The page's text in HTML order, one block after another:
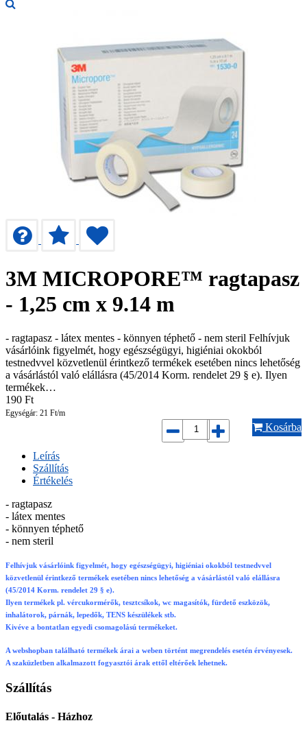
3M MICROPORE™ ragtapasz
- 1,25 cm x 9.14 m
- ragtapasz - látex mentes - könnyen téphető - nem steril Felhívjuk
vásárlóink figyelmét, hogy egészségügyi, higiéniai okokból
testnedvvel közvetlenül érintkező termékek esetében nincs lehetőség
a vásárlástól való elállásra (45/2014 Korm. rendelet 29 § e). Ilyen
termékek…
190 Ft
Egységár: 21 Ft/m
Kosárba
Leírás
Szállítás
Értékelés
- ragtapasz
- látex mentes
- könnyen téphető
- nem steril
Felhívjuk vásárlóink figyelmét, hogy egészségügyi, higiéniai okokból testnedvvel
közvetlenül érintkező termékek esetében nincs lehetőség a vásárlástól való elállásra
(45/2014 Korm. rendelet 29 § e).
Ilyen termékek pl. vércukormérők, tesztcsíkok, wc magasítók, fürdető eszközök,
inhalátorok, párnák, lepedők, TENS készülékek stb.
Kivéve a bontatlan egyedi csomagolású termékeket.
A webshopban található termékek árai a weben történt megrendelés esetén érvényesek.
A szaküzletben alkalmazott fogyasztói árak ettől eltérőek lehetnek.
Szállítás
Előutalás - Házhoz